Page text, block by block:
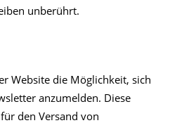
unberührt.
Website die Möglichkeit, sich
anzumelden. Diese
den Versand von